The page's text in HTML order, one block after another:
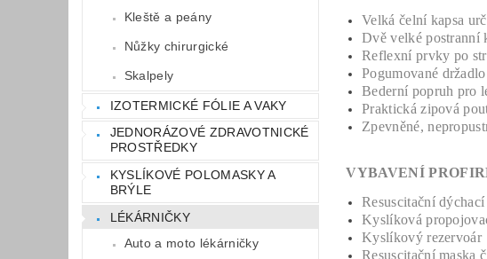
Kleště a peány
Nůžky chirurgické
Skalpely
IZOTERMICKÉ FÓLIE A VAKY
JEDNORÁZOVÉ ZDRAVOTNICKÉ
PROSTŘEDKY
KYSLÍKOVÉ POLOMASKY A
BRÝLE
LÉKÁRNIČKY
Auto a moto lékárničky
Velká čelní kapsa
Dvě velké postranní
Reflexní prvky po
Pogumované
Bederní popruh pro
Praktická zipová
Zpevněné,
VYBAVENÍ
Resuscitační
Kyslíková
Kyslíkový rezervoár
Resuscitační maska